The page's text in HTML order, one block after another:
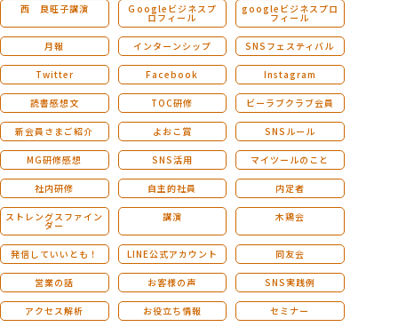
西 良旺子講演 Ｇoogleビジネスプ
ロフィール
googleビジネスプロ
フィール
月報 インターンシップ SNSフェスティバル
Twitter Facebook Instagram
読書感想文 TOC研修 ビーラブクラブ会員
新会員さまご紹介 よおこ賞 SNSルール
MG研修感想 SNS活用 マイツールのこと
社内研修 自主的社員 内定者
ストレングスファイン
ダー
講演 木鶏会
発信していいとも！ LINE公式アカウント 同友会
営業の話 お客様の声 SNS実践例
アクセス解析 お役立ち情報 セミナー